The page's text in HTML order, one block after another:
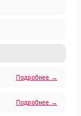
Подробнее →
Подробнее →